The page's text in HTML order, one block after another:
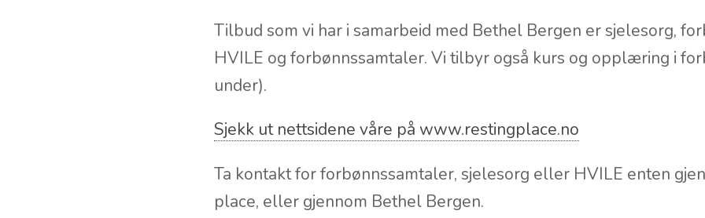
Tilbud som vi har i samarbeid med Bethel Bergen er sjelesorg,
HVILE og forbønnssamtaler. Vi tilbyr også kurs og opplæring i
under).
Sjekk ut nettsidene våre på www.restingplace.no
Ta kontakt for forbønnssamtaler, sjelesorg eller HVILE enten
place, eller gjennom Bethel Bergen.